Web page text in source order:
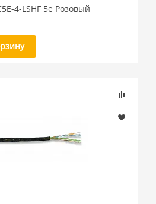
4-LSHF 5e Розовый